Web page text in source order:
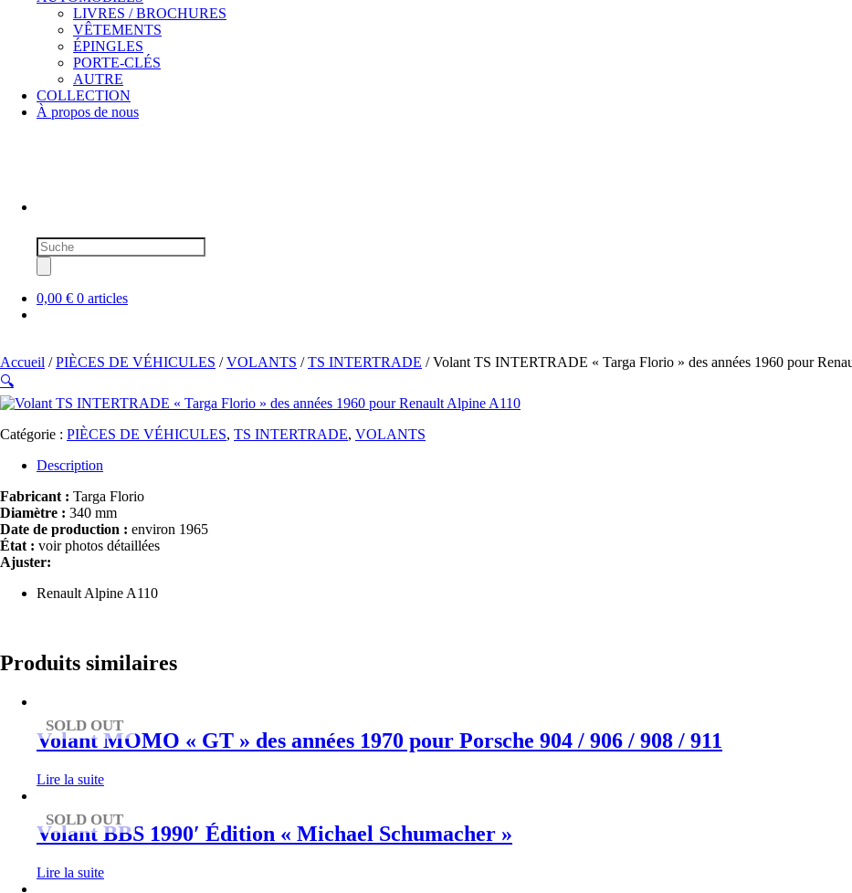
LIVRES / BROCHURES
VÊTEMENTS
ÉPINGLES
PORTE-CLÉS
AUTRE
COLLECTION
À propos de nous
Recherche
de
produits
0,00 € 0 articles
Accueil /PIÈCES DE VÉHICULES /VOLANTS /TS INTERTRADE / Volant TS INTERTRADE « Targa Florio » des années 1960 pour
🔍
Catégorie : PIÈCES DE VÉHICULES, TS INTERTRADE, VOLANTS
Description
Fabricant : Targa Florio
Diamètre : 340 mm
Date de production : environ 1965
État : voir photos détaillées
Ajuster:
Renault Alpine A110
Produits similaires
SOLD OUT
Volant MOMO « GT » des années 1970 pour Porsche 904 / 906 / 908 / 911
Lire la suite
SOLD OUT
Volant BBS 1990′ Édition « Michael Schumacher »
Lire la suite